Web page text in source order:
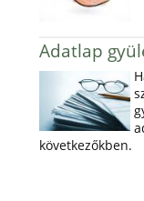
Adatlap
következőkben.